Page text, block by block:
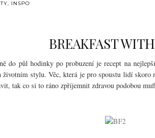
, INSPO
BREAKFAST
do půl hodinky po probuzení je recept na
životním stylu. Věc, která je pro spoustu lidí skoro
tak co si to ráno zpříjemnit zdravou podobou